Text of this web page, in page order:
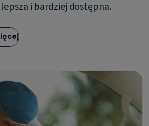
i bardziej dostępna.